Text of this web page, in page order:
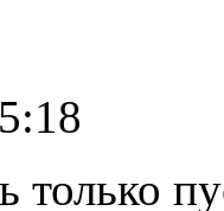
только